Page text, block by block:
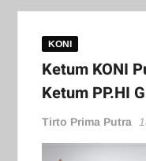
KONI
Ketum KONI
Ketum PP.HI
Tirto Prima Putra